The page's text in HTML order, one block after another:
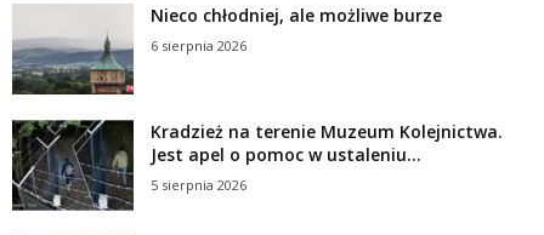
Nieco chłodniej, ale możliwe burze
6 sierpnia 2026
Kradzież na terenie Muzeum Kolejnictwa.
Jest apel o pomoc w ustaleniu...
5 sierpnia 2026